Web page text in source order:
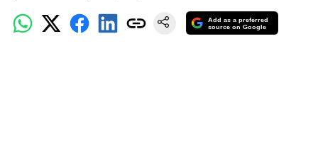
Add as a preferred
source on Google